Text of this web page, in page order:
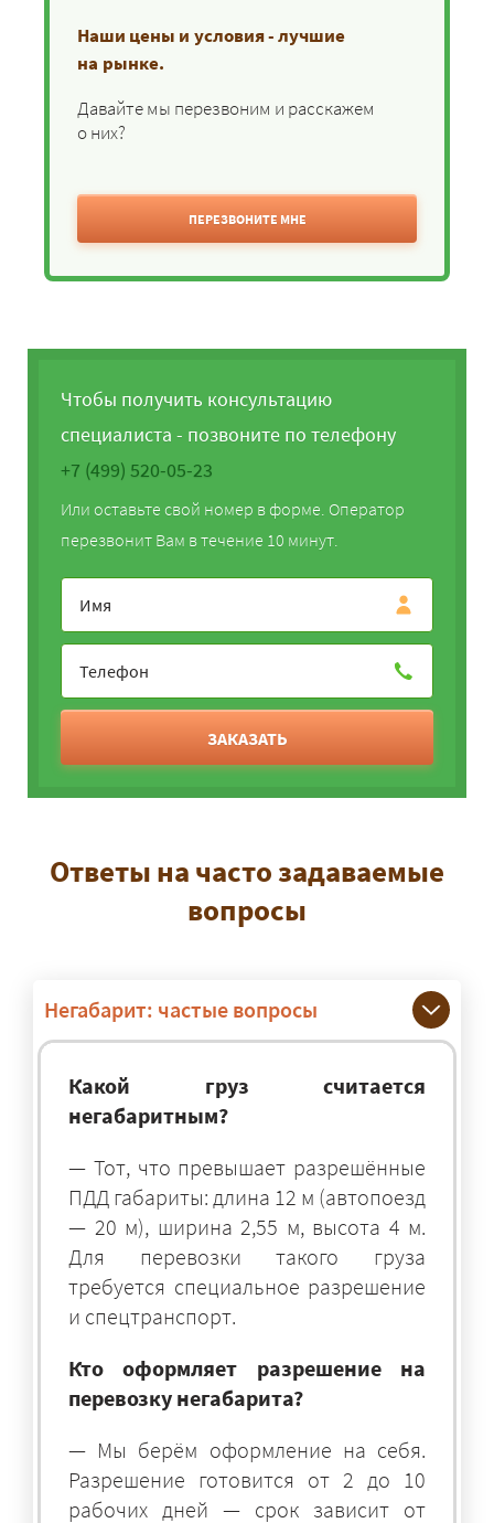
Наши цены и условия - лучшие
на рынке.
Давайте мы перезвоним и расскажем
о них?
ПЕРЕЗВОНИТЕ МНЕ
Чтобы получить консультацию
специалиста - позвоните по телефону
+7 (499) 520-05-23
Или оставьте свой номер в форме. Оператор
перезвонит Вам в течение 10 минут.
ЗАКАЗАТЬ
Ответы на часто задаваемые
вопросы
Негабарит: частые вопросы
Какой груз считается
негабаритным?
— Тот, что превышает разрешённые
ПДД габариты: длина 12 м (автопоезд
— 20 м), ширина 2,55 м, высота 4 м.
Для перевозки такого груза
требуется специальное разрешение
и спецтранспорт.
Кто оформляет разрешение на
перевозку негабарита?
— Мы берём оформление на себя.
Разрешение готовится от 2 до 10
рабочих дней — срок зависит от